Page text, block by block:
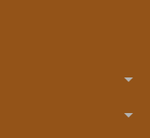
arrow_drop_down
arrow_drop_down